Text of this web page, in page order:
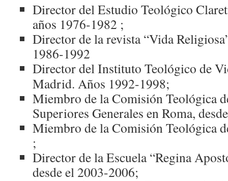
Director del Estudio Teológico
años 1976-1982 ;
Director de la revista “Vida
1986-1992
DirectordelInstituto Teológico de
Madrid. Años 1992-1998;
Miembro de la Comisión Teológica
Superiores Generales en Roma,
Miembro de la Comisión Teológica
;
Director de la Escuela “Regina
desde el 2003-2006;